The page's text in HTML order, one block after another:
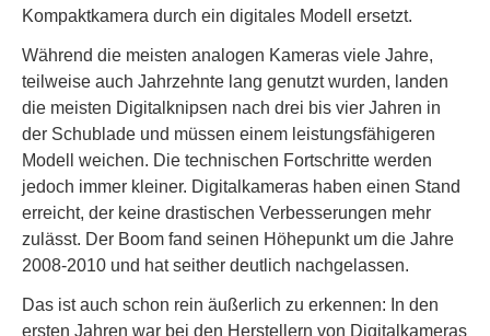
Kompaktkamera durch ein digitales Modell ersetzt.
Während die meisten analogen Kameras viele Jahre,
teilweise auch Jahrzehnte lang genutzt wurden, landen
die meisten Digitalknipsen nach drei bis vier Jahren in
der Schublade und müssen einem leistungsfähigeren
Modell weichen. Die technischen Fortschritte werden
jedoch immer kleiner. Digitalkameras haben einen Stand
erreicht, der keine drastischen Verbesserungen mehr
zulässt. Der Boom fand seinen Höhepunkt um die Jahre
2008-2010 und hat seither deutlich nachgelassen.
Das ist auch schon rein äußerlich zu erkennen: In den
ersten Jahren war bei den Herstellern von Digitalkameras